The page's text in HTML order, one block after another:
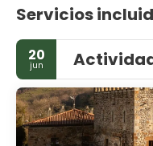
Servicios
20
jun